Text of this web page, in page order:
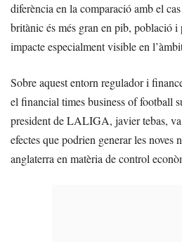
diferència en la comparació amb el
britànic és més gran en pib, població
impacte especialment visible en
Sobre aquest entorn regulador i
el financial times business of football
president de LALIGA, javier tebas,
efectes que podrien generar les noves
anglaterra en matèria de control